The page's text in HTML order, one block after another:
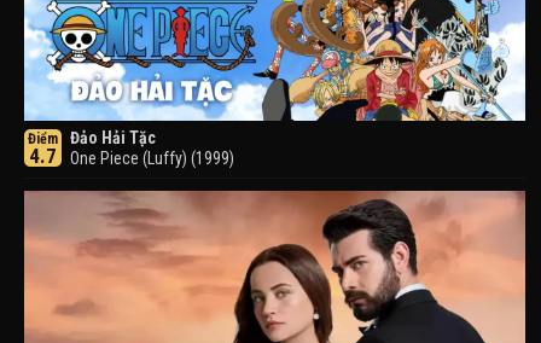
Điểm
4.7
Đảo Hải Tặc
One Piece (Luffy) (1999)